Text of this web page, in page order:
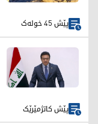
پێش 45 خولەک
پێش کاتژمێرێک